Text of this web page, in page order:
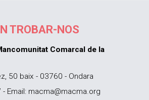
TROBAR-NOS
Comarcal de la
50 baix - 03760 - Ondara
Email: macma@macma.org